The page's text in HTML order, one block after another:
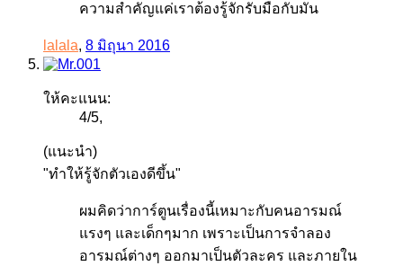
ความสำคัญแค่เราต้องรู้จักรับมือกับมัน
lalala, 8 มิถุนา 2016
ให้คะแนน:
4/5,
(แนะนำ)
"ทำให้รู้จักตัวเองดีขึ้น"
ผมคิดว่าการ์ตูนเรื่องนี้เหมาะกับคนอารมณ์
แรงๆ และเด็กๆมาก เพราะเป็นการจำลอง
อารมณ์ต่างๆ ออกมาเป็นตัวละคร และภายใน